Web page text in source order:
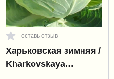
оставь отзыв
Харьковская зимняя /
Kharkovskaya